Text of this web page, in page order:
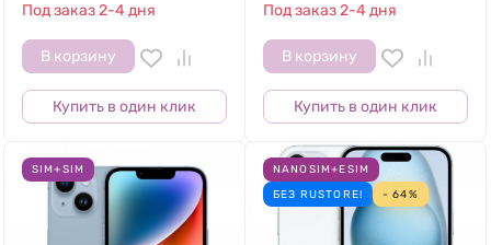
Под заказ 2-4 дня
В корзину
Купить в один клик
Под заказ 2-4 дня
В корзину
Купить в один клик
SIM+SIM
NANOSIM+ESIM
БЕЗ RUSTORE!
- 64%